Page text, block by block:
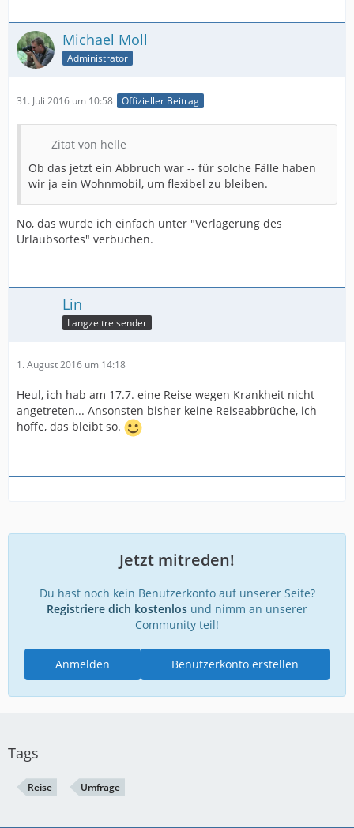
Michael Moll
Administrator
31. Juli 2016 um 10:58 Offizieller Beitrag
Zitat von helle
Ob das jetzt ein Abbruch war -- für solche Fälle haben
wir ja ein Wohnmobil, um flexibel zu bleiben.
Nö, das würde ich einfach unter "Verlagerung des
Urlaubsortes" verbuchen.
Lin
Langzeitreisender
1. August 2016 um 14:18
Heul, ich hab am 17.7. eine Reise wegen Krankheit nicht
angetreten... Ansonsten bisher keine Reiseabbrüche, ich
hoffe, das bleibt so.
Jetzt mitreden!
Du hast noch kein Benutzerkonto auf unserer Seite?
Registriere dich kostenlos und nimm an unserer
Community teil!
Benutzerkonto erstellen
Anmelden
Tags
Reise Umfrage